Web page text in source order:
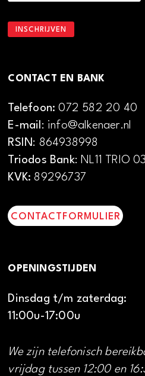
CONTACT EN BANK
Telefoon:072 582 20 40
E-mail: info@alkenaer.nl
RSIN: 864938998
Triodos Bank: NL11 TRIO
KVK: 89296737
CONTACTFORMULIER
OPENINGSTIJDEN
Dinsdag t/m zaterdag:
11:00u-17:00u
We zijn telefonisch
vrijdag tussen 12:00 en